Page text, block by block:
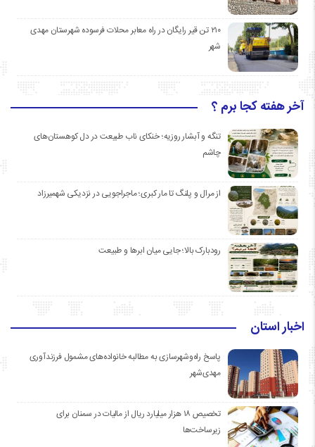
۲۱۰ تن قیر رایگان در راه معابر محلات فرسوده شهرستان مهدی
شهر
آخر هفته کجا برم ؟
تنگه و آبشار روزیه؛ خنکای ناب طبیعت در دل کوهستان‌های
چاشم
از مرال و پلنگ تا مار کبری؛ ماجراجویی در نزدیکی شهمیرزاد
رودبارک بالا؛ جایی میان ابرها و طبیعت
اخبار استان
پاسخ راه‌وشهرسازی به مطالبه خانواده‌های مشمول فرزندآوری
مهدی‌شهر
تخصیص ۱۸ هزار میلیارد ریال از مالیات در سمنان برای
زیرساخت‌ها